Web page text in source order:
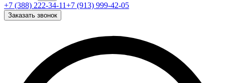
+7 (388) 222-34-11+7 (913) 999-42-05
Заказать звонок